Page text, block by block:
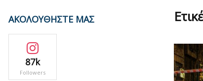
ΑΚΟΛΟΥΘΗΣΤΕ ΜΑΣ
87k
Followers